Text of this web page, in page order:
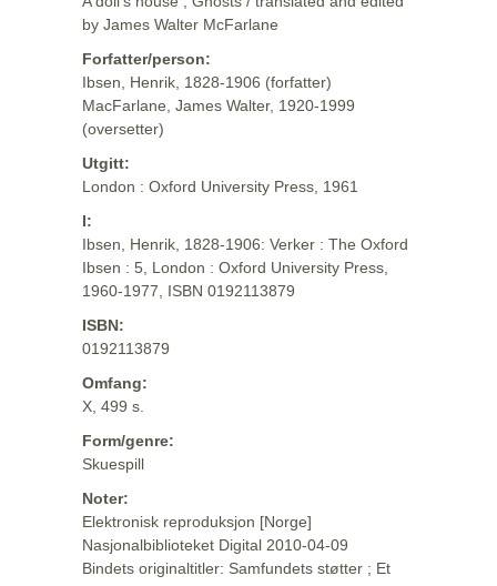
by James Walter McFarlane
Forfatter/person:
Ibsen, Henrik, 1828-1906 (forfatter)
MacFarlane, James Walter, 1920-1999
(oversetter)
Utgitt:
London : Oxford University Press, 1961
I:
Ibsen, Henrik, 1828-1906: Verker : The Oxford
Ibsen : 5, London : Oxford University Press,
1960-1977, ISBN 0192113879
ISBN:
0192113879
Omfang:
X, 499 s.
Form/genre:
Skuespill
Noter:
Elektronisk reproduksjon [Norge]
Nasjonalbiblioteket Digital 2010-04-09
Bindets originaltitler: Samfundets støtter ; Et